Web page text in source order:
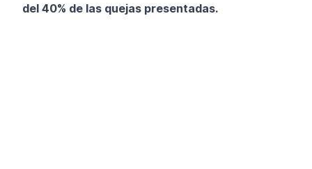
del 40% de las quejas presentadas.